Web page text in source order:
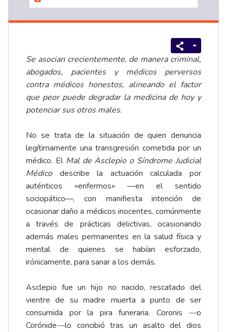
Se asocian crecientemente, de manera criminal,
abogados, pacientes y médicos perversos
contra médicos honestos, alineando el factor
que peor puede degradar la medicina de hoy y
potenciar sus otros males.
No se trata de la situación de quien denuncia
legítimamente una transgresión cometida por un
médico. ElMal de Asclepio o Síndrome Judicial
Médicodescribe la actuación calculada por
auténticos «enfermos» —en el sentido
sociopático—, con manifiesta intención de
ocasionar daño a médicos inocentes, comúnmente
a través de prácticas delictivas, ocasionando
además males permanentes en la salud física y
mental de quienes se habían esforzado,
irónicamente, para sanar a los demás.
Asclepio fue un hijo no nacido, rescatado del
vientre de su madre muerta a punto de ser
consumida por la pira funeraria. Coronis —o
Corónide—lo concibió tras un asalto del dios